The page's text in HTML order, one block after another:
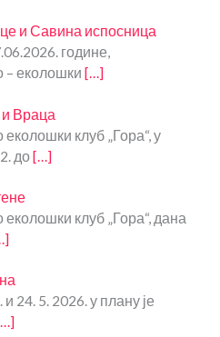
и Савина испосница
године,
– еколошки […]
и Враца
клуб „Гора“, у
до[…]
клуб „Гора“, дана
24. 5. 2026. у плану је